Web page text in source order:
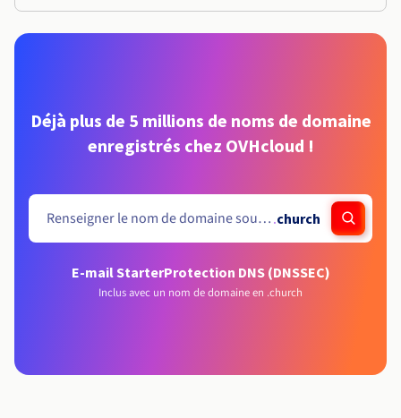
Déjà plus de 5 millions de noms de domaine
enregistrés chez OVHcloud !
.church
E-mail StarterProtection DNS (DNSSEC)
Inclus avec un nom de domaine en .church